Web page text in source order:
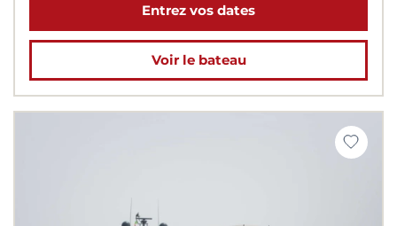
Entrez vos dates
Voir le bateau